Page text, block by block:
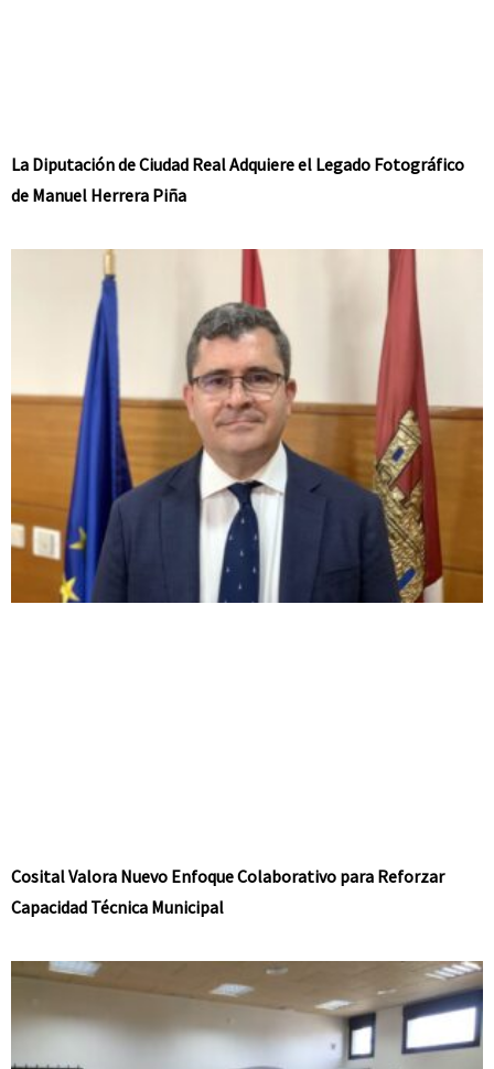
La Diputación de Ciudad Real Adquiere el Legado Fotográfico
de Manuel Herrera Piña
Cosital Valora Nuevo Enfoque Colaborativo para Reforzar
Capacidad Técnica Municipal